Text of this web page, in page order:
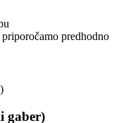
priporočamo predhodno
gaber)